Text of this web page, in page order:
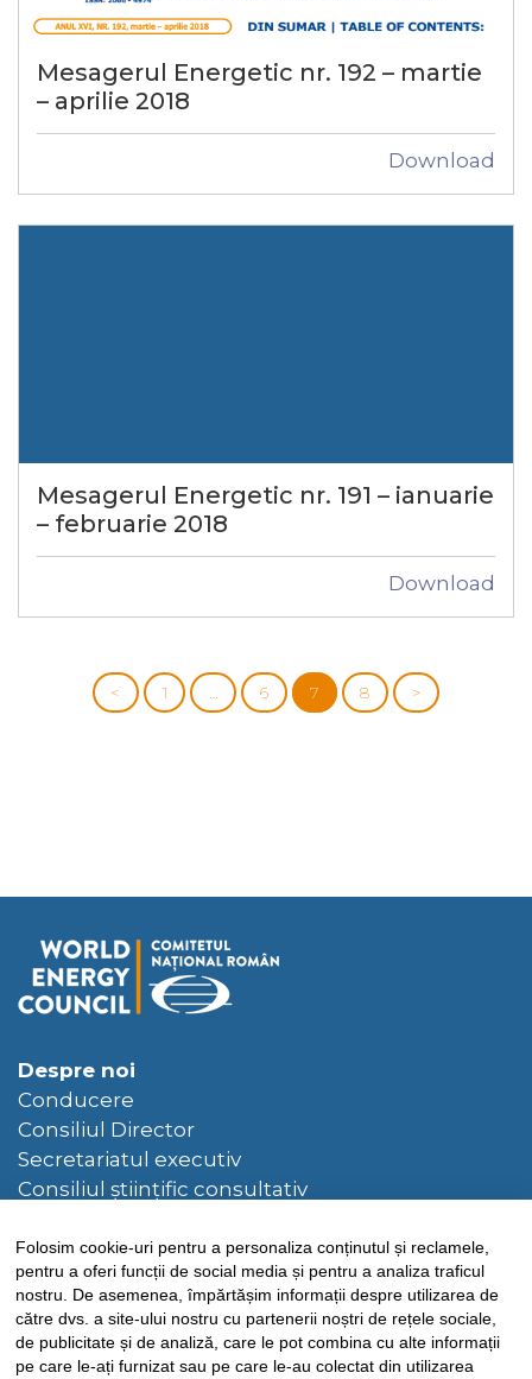
Mesagerul Energetic nr. 192 – martie
– aprilie 2018
Download
Mesagerul Energetic nr. 191 – ianuarie
– februarie 2018
Download
< 1 6 7 8 >
Despre noi
Conducere
Consiliul Director
Secretariatul executiv
Consiliul științific consultativ
Bibliotecă
Publicații CNR-CME
Publicații CME
Știri
Folosim cookie-uri pentru a personaliza conținutul și reclamele,
pentru a oferi funcții de social media și pentru a analiza traficul
nostru. De asemenea, împărtășim informații despre utilizarea de
către dvs. a site-ului nostru cu partenerii noștri de rețele sociale,
de publicitate și de analiză, care le pot combina cu alte informații
pe care le-ați furnizat sau pe care le-au colectat din utilizarea